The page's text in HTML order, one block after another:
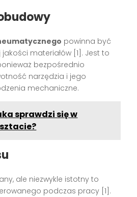
powinna być
materiałów [1]. Jest to
bezpośrednio
narzędzia i jego
mechaniczne.
sprawdzi się w
ale niezwykle istotny to
podczas pracy [1].